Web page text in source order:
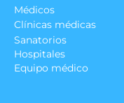
Médicos
Clínicas médicas
Sanatorios
Hospitales
Equipo médico